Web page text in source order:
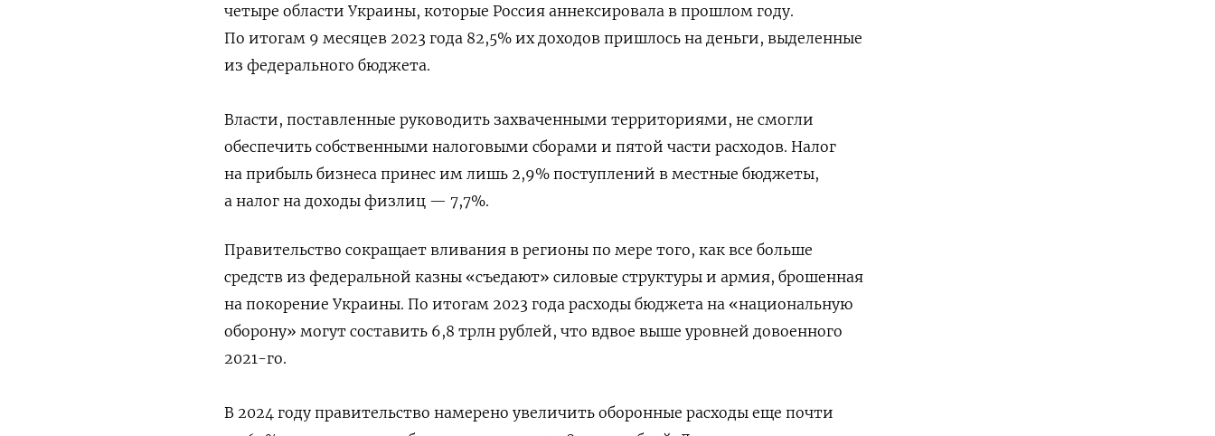
четыре области Украины, которые Россия аннексировала в прошлом году.
По итогам 9 месяцев 2023 года 82,5% их доходов пришлось на деньги, выделенные
из федерального бюджета.
Власти, поставленные руководить захваченными территориями, не смогли
обеспечить собственными налоговыми сборами и пятой части расходов. Налог
на прибыль бизнеса принес им лишь 2,9% поступлений в местные бюджеты,
а налог на доходы физлиц — 7,7%.
Правительство сокращает вливания в регионы по мере того, как все больше
средств из федеральной казны «съедают» силовые структуры и армия, брошенная
на покорение Украины. По итогам 2023 года расходы бюджета на «национальную
оборону» могут составить 6,8 трлн рублей, что вдвое выше уровней довоенного
2021-го.
В 2024 году правительство намерено увеличить оборонные расходы еще почти